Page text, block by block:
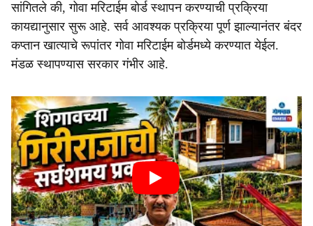
सांगितले की, गोवा मरिटाईम बोर्ड स्थापन करण्याची प्रक्रिया
कायद्यानुसार सुरू आहे. सर्व आवश्यक प्रक्रिया पूर्ण झाल्यानंतर बंदर
कप्तान खात्याचे रूपांतर गोवा मरिटाईम बोर्डमध्ये करण्यात येईल.
मंडळ स्थापण्‍यास सरकार गंभीर आहे.